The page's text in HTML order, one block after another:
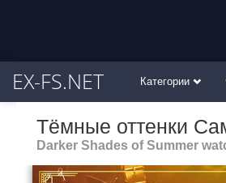
EX-FS.NET Категории
Тёмные оттенки
Darker Shades of Summer